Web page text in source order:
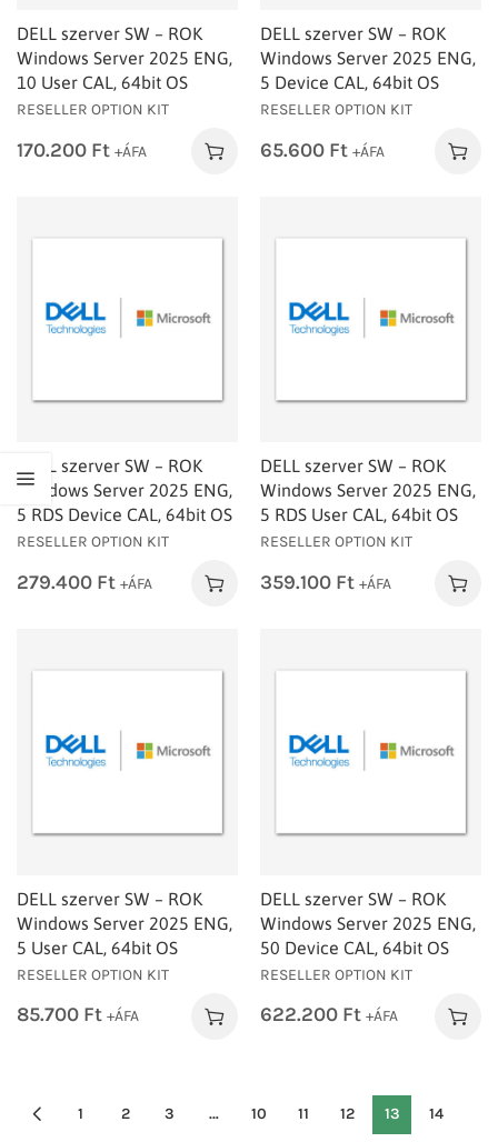
DELL szerver SW – ROK
Windows Server 2025 ENG,
10 User CAL, 64bit OS
RESELLER OPTION KIT
170.200 Ft +ÁFA
DELL szerver SW – ROK
Windows Server 2025 ENG,
5 Device CAL, 64bit OS
RESELLER OPTION KIT
65.600 Ft +ÁFA
DELL szerver SW – ROK
Windows Server 2025 ENG,
5 RDS Device CAL, 64bit OS
RESELLER OPTION KIT
279.400 Ft +ÁFA
DELL szerver SW – ROK
Windows Server 2025 ENG,
5 RDS User CAL, 64bit OS
RESELLER OPTION KIT
359.100 Ft +ÁFA
DELL szerver SW – ROK
Windows Server 2025 ENG,
5 User CAL, 64bit OS
RESELLER OPTION KIT
85.700 Ft +ÁFA
DELL szerver SW – ROK
Windows Server 2025 ENG,
50 Device CAL, 64bit OS
RESELLER OPTION KIT
622.200 Ft +ÁFA
1 2 3 … 10 11 12 13 14